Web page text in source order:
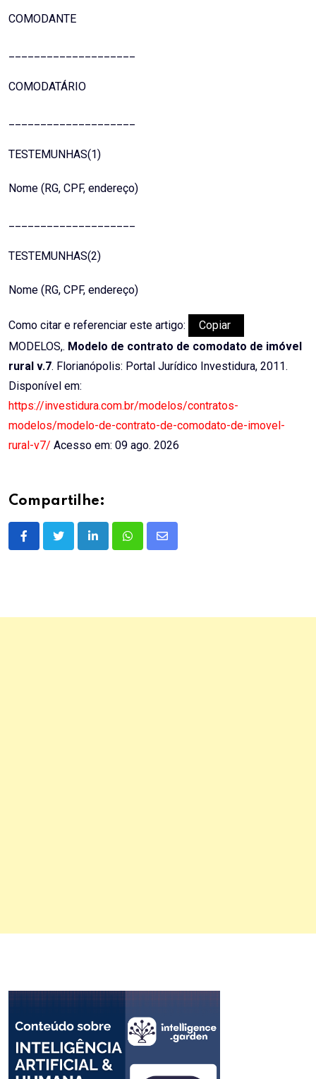
COMODANTE
COMODATÁRIO
TESTEMUNHAS(1)
Nome (RG, CPF, endereço)
TESTEMUNHAS(2)
Nome (RG, CPF, endereço)
Como citar e referenciar este artigo:
Copiar
MODELOS,. Modelo de contrato de comodato de imóvel
rural v.7. Florianópolis: Portal Jurídico Investidura, 2011.
Disponível em:
https://investidura.com.br/modelos/contratos-
modelos/modelo-de-contrato-de-comodato-de-imovel-
rural-v7/ Acesso em: 09 ago. 2026
Compartilhe:
LinkedInWhatsappShare